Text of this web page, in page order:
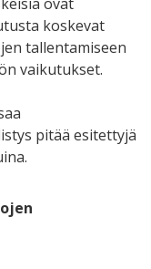
koskevat
tallentamiseen
vaikutukset.
pitää esitettyjä